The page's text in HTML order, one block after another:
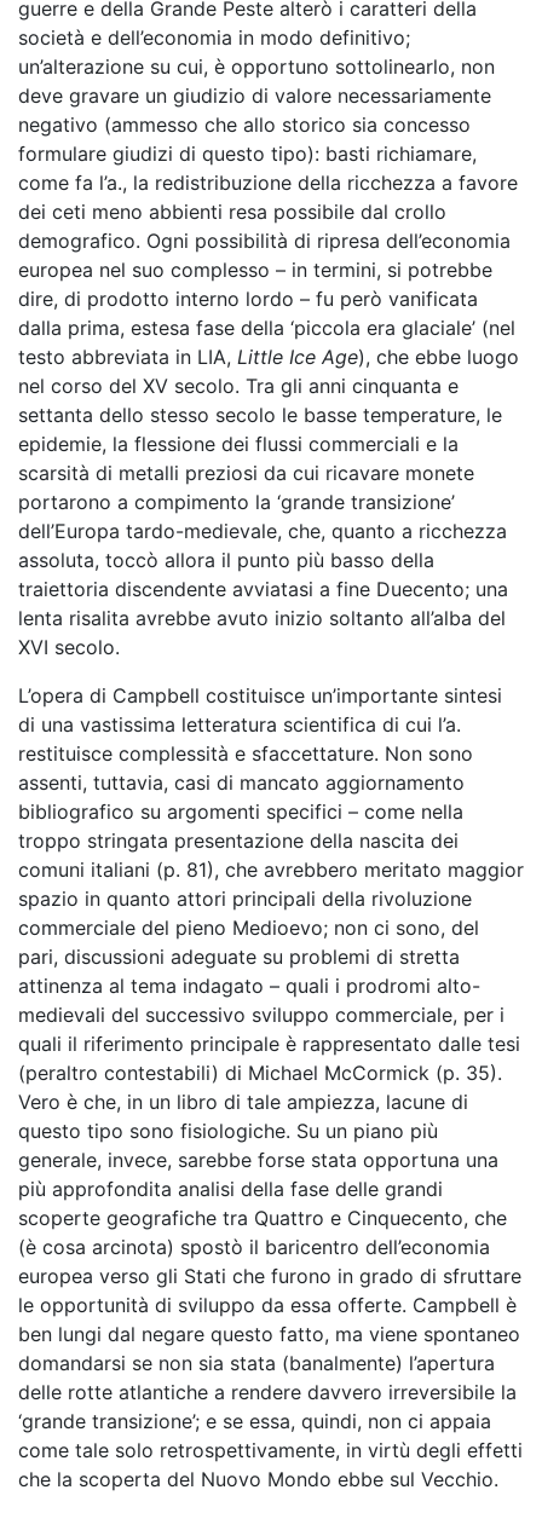
guerre e della Grande Peste alterò i caratteri della
società e dell’economia in modo definitivo;
un’alterazione su cui, è opportuno sottolinearlo, non
deve gravare un giudizio di valore necessariamente
negativo (ammesso che allo storico sia concesso
formulare giudizi di questo tipo): basti richiamare,
come fa l’a., la redistribuzione della ricchezza a favore
dei ceti meno abbienti resa possibile dal crollo
demografico. Ogni possibilità di ripresa dell’economia
europea nel suo complesso – in termini, si potrebbe
dire, di prodotto interno lordo – fu però vanificata
dalla prima, estesa fase della ‘piccola era glaciale’ (nel
testo abbreviata in LIA, Little Ice Age), che ebbe luogo
nel corso del XV secolo. Tra gli anni cinquanta e
settanta dello stesso secolo le basse temperature, le
epidemie, la flessione dei flussi commerciali e la
scarsità di metalli preziosi da cui ricavare monete
portarono a compimento la ‘grande transizione’
dell’Europa tardo-medievale, che, quanto a ricchezza
assoluta, toccò allora il punto più basso della
traiettoria discendente avviatasi a fine Duecento; una
lenta risalita avrebbe avuto inizio soltanto all’alba del
XVI secolo.
L’opera di Campbell costituisce un’importante sintesi
di una vastissima letteratura scientifica di cui l’a.
restituisce complessità e sfaccettature. Non sono
assenti, tuttavia, casi di mancato aggiornamento
bibliografico su argomenti specifici – come nella
troppo stringata presentazione della nascita dei
comuni italiani (p. 81), che avrebbero meritato maggior
spazio in quanto attori principali della rivoluzione
commerciale del pieno Medioevo; non ci sono, del
pari, discussioni adeguate su problemi di stretta
attinenza al tema indagato – quali i prodromi alto-
medievali del successivo sviluppo commerciale, per i
quali il riferimento principale è rappresentato dalle tesi
(peraltro contestabili) di Michael McCormick (p. 35).
Vero è che, in un libro di tale ampiezza, lacune di
questo tipo sono fisiologiche. Su un piano più
generale, invece, sarebbe forse stata opportuna una
più approfondita analisi della fase delle grandi
scoperte geografiche tra Quattro e Cinquecento, che
(è cosa arcinota) spostò il baricentro dell’economia
europea verso gli Stati che furono in grado di sfruttare
le opportunità di sviluppo da essa offerte. Campbell è
ben lungi dal negare questo fatto, ma viene spontaneo
domandarsi se non sia stata (banalmente) l’apertura
delle rotte atlantiche a rendere davvero irreversibile la
‘grande transizione’; e se essa, quindi, non ci appaia
come tale solo retrospettivamente, in virtù degli effetti
che la scoperta del Nuovo Mondo ebbe sul Vecchio.